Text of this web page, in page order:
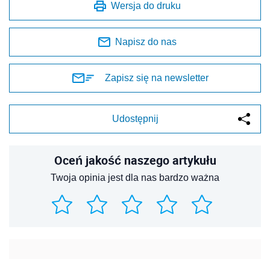
Wersja do druku
Napisz do nas
Zapisz się na newsletter
Udostępnij
Oceń jakość naszego artykułu
Twoja opinia jest dla nas bardzo ważna